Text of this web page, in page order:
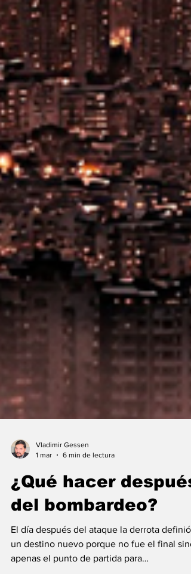
Vladimir Gessen
1 mar
6 min de lectura
¿Qué hacer después
del bombardeo?